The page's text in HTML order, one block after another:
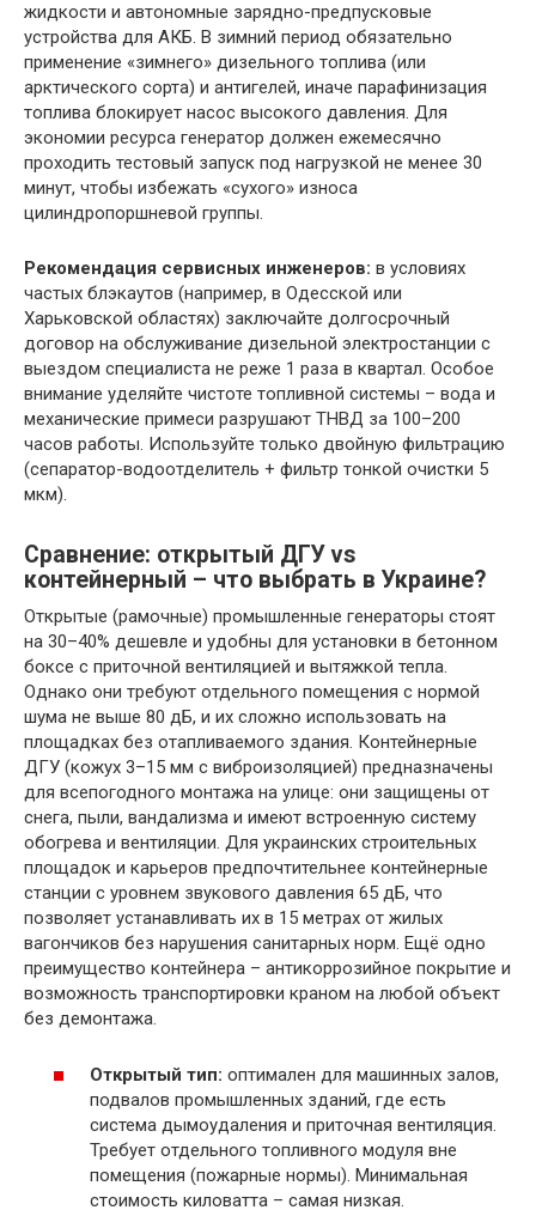
жидкости и автономные зарядно-предпусковые
устройства для АКБ. В зимний период обязательно
применение «зимнего» дизельного топлива (или
арктического сорта) и антигелей, иначе парафинизация
топлива блокирует насос высокого давления. Для
экономии ресурса генератор должен ежемесячно
проходить тестовый запуск под нагрузкой не менее 30
минут, чтобы избежать «сухого» износа
цилиндропоршневой группы.
Рекомендация сервисных инженеров: в условиях
частых блэкаутов (например, в Одесской или
Харьковской областях) заключайте долгосрочный
договор на обслуживание дизельной электростанции с
выездом специалиста не реже 1 раза в квартал. Особое
внимание уделяйте чистоте топливной системы – вода и
механические примеси разрушают ТНВД за 100–200
часов работы. Используйте только двойную фильтрацию
(сепаратор-водоотделитель + фильтр тонкой очистки 5
мкм).
Сравнение: открытый ДГУ vs
контейнерный – что выбрать в Украине?
Открытые (рамочные) промышленные генераторы стоят
на 30–40% дешевле и удобны для установки в бетонном
боксе с приточной вентиляцией и вытяжкой тепла.
Однако они требуют отдельного помещения с нормой
шума не выше 80 дБ, и их сложно использовать на
площадках без отапливаемого здания. Контейнерные
ДГУ (кожух 3–15 мм с виброизоляцией) предназначены
для всепогодного монтажа на улице: они защищены от
снега, пыли, вандализма и имеют встроенную систему
обогрева и вентиляции. Для украинских строительных
площадок и карьеров предпочтительнее контейнерные
станции с уровнем звукового давления 65 дБ, что
позволяет устанавливать их в 15 метрах от жилых
вагончиков без нарушения санитарных норм. Ещё одно
преимущество контейнера – антикоррозийное покрытие и
возможность транспортировки краном на любой объект
без демонтажа.
Открытый тип: оптимален для машинных залов,
подвалов промышленных зданий, где есть
система дымоудаления и приточная вентиляция.
Требует отдельного топливного модуля вне
помещения (пожарные нормы). Минимальная
стоимость киловатта – самая низкая.